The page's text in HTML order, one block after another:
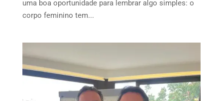
uma boa oportunidade para lembrar algo simples: o
corpo feminino tem...